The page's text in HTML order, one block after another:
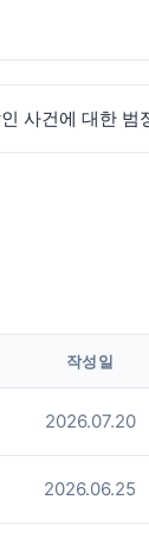
사건에 대한 범
작성일
2026.07.20
2026.06.25